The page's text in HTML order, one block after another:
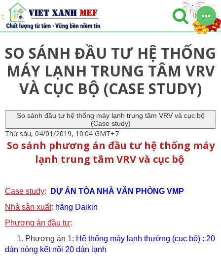
SO SÁNH ĐẦU TƯ HỆ THỐNG
MÁY LẠNH TRUNG TÂM VRV
VÀ CỤC BỘ (CASE STUDY)
So sánh đầu tư hệ thống máy lạnh trung tâm VRV và cục bộ
(Case study)
Thứ sáu, 04/01/2019, 10:04 GMT+7
So sánh phương án đầu tư hệ thống máy
lạnh trung tâm VRV và cục bộ
Case study:
DỰ ÁN TÒA NHÀ VĂN PHÒNG VMP
Nhà sản xuất: hãng Daikin
Phương án đầu tư:
1. Phương án 1: Hệ thống máy lạnh thường (cục bộ) : 20
dàn nóng kết nối 20 dàn lạnh